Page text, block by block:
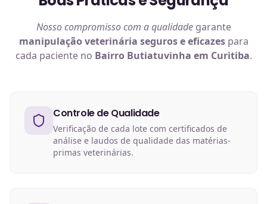
Nosso compromisso com a qualidadegarante
manipulação veterinária seguros e eficazespara
cada paciente no Bairro Butiatuvinha em Curitiba.
Controle de Qualidade
Verificação de cada lote com certificados de
análise e laudos de qualidade das matérias-
primas veterinárias.